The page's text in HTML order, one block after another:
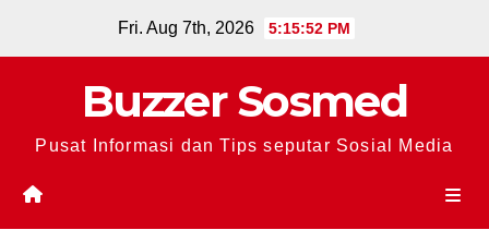
Fri. Aug 7th, 2026 5:15:52 PM
Buzzer Sosmed
Pusat Informasi dan Tips seputar Sosial Media